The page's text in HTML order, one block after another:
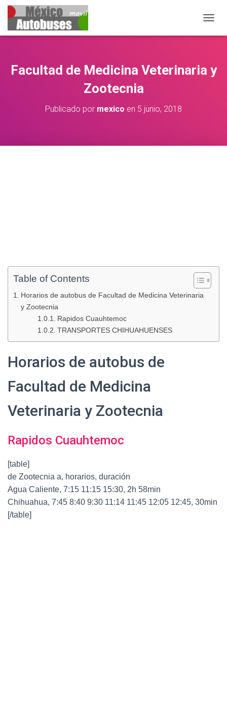
Facultad de Medicina Veterinaria y
Zootecnia
Publicado por mexico en 5 junio, 2018
Table of Contents
Horarios de autobus de Facultad de Medicina Veterinaria
y Zootecnia
Rapidos Cuauhtemoc
TRANSPORTES CHIHUAHUENSES
Horarios de autobus de
Facultad de Medicina
Veterinaria y Zootecnia
Rapidos Cuauhtemoc
[table]
de Zootecnia a, horarios, duración
Agua Caliente, 7:15 11:15 15:30, 2h 58min
Chihuahua, 7:45 8:40 9:30 11:14 11:45 12:05 12:45, 30min
[/table]